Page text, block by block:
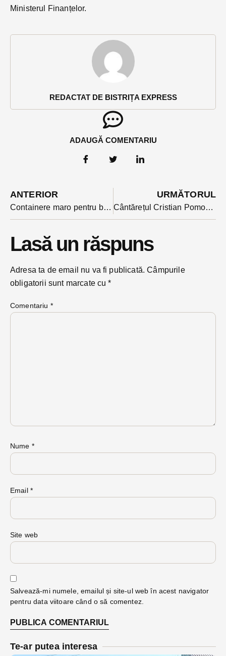
REDACTAT DE BISTRIȚA EXPRESS
ADAUGĂ COMENTARIU
Ministerul Finanțelor.
ANTERIOR
Containere maro pentru bio-deșeuri pe platformele de colectare de la blocuri, din 1 iulie
URMĂTORUL
Cântărețul Cristian Pomohaci reținut miercuri seara într-un nou dosar în care este acuzat de relații sexuale cu minori
Lasă un răspuns
Adresa ta de email nu va fi publicată. Câmpurile
obligatorii sunt marcate cu*
Comentariu *
Nume *
Email *
Site web
Salvează-mi numele, emailul și site-ul web în acest navigator
pentru data viitoare când o să comentez.
Te-ar putea interesa